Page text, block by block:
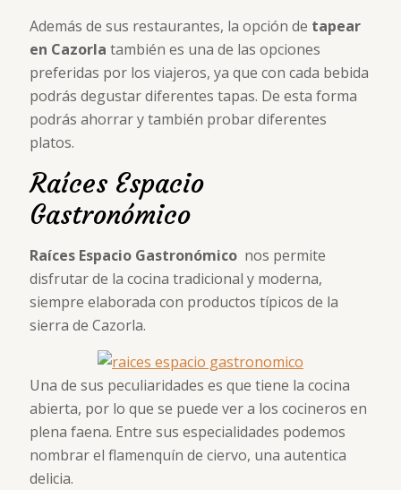
Además de sus restaurantes, la opción de tapear
en Cazorla también es una de las opciones
preferidas por los viajeros, ya que con cada bebida
podrás degustar diferentes tapas. De esta forma
podrás ahorrar y también probar diferentes
platos.
Raíces Espacio
Gastronómico
Raíces Espacio Gastronómico nos permite
disfrutar de la cocina tradicional y moderna,
siempre elaborada con productos típicos de la
sierra de Cazorla.
Una de sus peculiaridades es que tiene la cocina
abierta, por lo que se puede ver a los cocineros en
plena faena. Entre sus especialidades podemos
nombrar el flamenquín de ciervo, una autentica
delicia.